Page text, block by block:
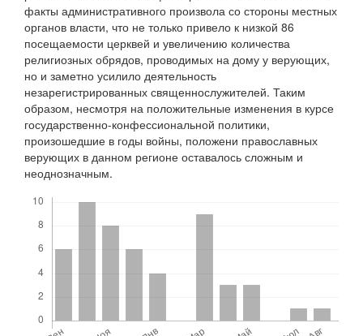
факты административного произвола со стороны местных
органов власти, что не только привело к низкой 86
посещаемости церквей и увеличению количества
религиозных обрядов, проводимых на дому у верующих,
но и заметно усилило деятельность
незарегистрированных священнослужителей. Таким
образом, несмотря на положительные изменения в курсе
государственно-конфессиональной политики,
произошедшие в годы войны, положени православных
верующих в данном регионе оставалось сложным и
неоднозначным.